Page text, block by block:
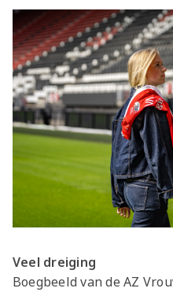
Veel dreiging
Boegbeeld van de AZ